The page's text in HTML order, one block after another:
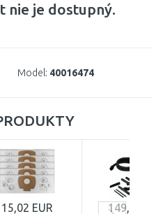
nie je dostupný.
Model: 40016474
15,02 EUR 149,01